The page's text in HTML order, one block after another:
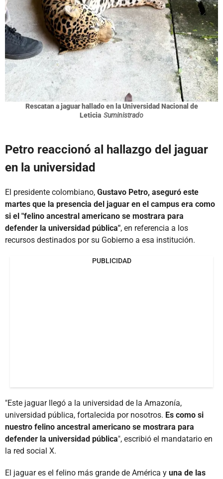
Rescatan a jaguar hallado en la Universidad Nacional de
Leticia Suministrado
Petro reaccionó al hallazgo del jaguar
en la universidad
El presidente colombiano, Gustavo Petro, aseguró este
martes que la presencia del jaguar en el campus era como
si el "felino ancestral americano se mostrara para
defender la universidad pública", en referencia a los
recursos destinados por su Gobierno a esa institución.
PUBLICIDAD
"Este jaguar llegó a la universidad de la Amazonía,
universidad pública, fortalecida por nosotros. Es como si
nuestro felino ancestral americano se mostrara para
defender la universidad pública", escribió el mandatario en
la red social X.
El jaguar es el felino más grande de América y una de las